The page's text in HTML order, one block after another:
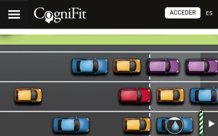
ES
ACCEDER